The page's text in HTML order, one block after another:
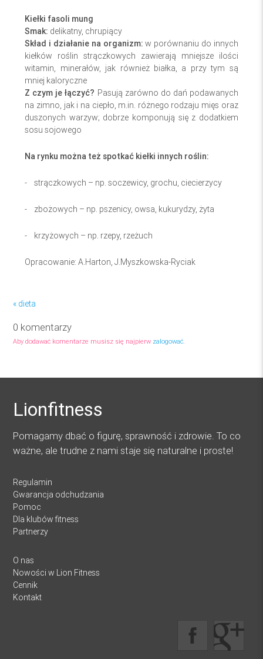
Kiełki fasoli mung
Smak: delikatny, chrupiący
Skład i działanie na organizm:w porównaniu do innych
kiełków roślin strączkowych zawierają mniejsze ilości
witamin, minerałów, jak również białka, a przy tym są
mniej kaloryczne
Z czym je łączyć? Pasują zarówno do dań podawanych
na zimno, jak i na ciepło, m.in. różnego rodzaju mięs oraz
duszonych warzyw; dobrze komponują się z dodatkiem
sosu sojowego
Na rynku można też spotkać kiełki innych roślin:
- strączkowych – np. soczewicy, grochu, ciecierzycy
- zbożowych – np. pszenicy, owsa, kukurydzy, żyta
- krzyżowych – np. rzepy, rzeżuch
Opracowanie: A.Harton, J.Myszkowska-Ryciak
« dieta
0 komentarzy
Aby dodawać komentarze musisz się najpierw zalogować
Lionfitness
Pomagamy dbać o figurę, sprawność i zdrowie. To co
ważne, ale trudne z nami staje się naturalne i proste!
Regulamin
Gwarancja odchudzania
Pomoc
Dla klubów fitness
Partnerzy
O nas
Nowości w Lion Fitness
Cennik
Kontakt